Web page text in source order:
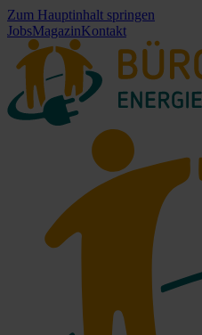
Zum Hauptinhalt springen
JobsMagazinKontakt